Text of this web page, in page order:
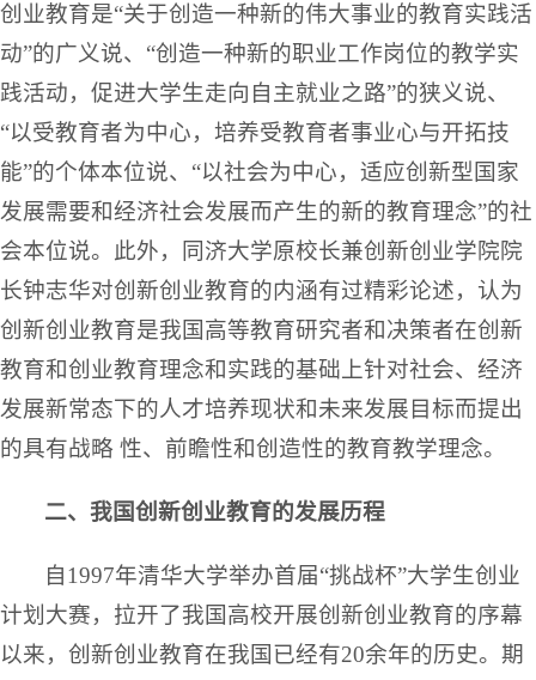
创业教育是“关于创造一种新的伟大事业的教育实践活
动”的广义说、“创造一种新的职业工作岗位的教学实
践活动，促进大学生走向自主就业之路”的狭义说、
“以受教育者为中心，培养受教育者事业心与开拓技
能”的个体本位说、“以社会为中心，适应创新型国家
发展需要和经济社会发展而产生的新的教育理念”的社
会本位说。此外，同济大学原校长兼创新创业学院院
长钟志华对创新创业教育的内涵有过精彩论述，认为
创新创业教育是我国高等教育研究者和决策者在创新
教育和创业教育理念和实践的基础上针对社会、经济
发展新常态下的人才培养现状和未来发展目标而提出
的具有战略 性、前瞻性和创造性的教育教学理念。
二、我国创新创业教育的发展历程
自1997年清华大学举办首届“挑战杯”大学生创业
计划大赛，拉开了我国高校开展创新创业教育的序幕
以来，创新创业教育在我国已经有20余年的历史。期